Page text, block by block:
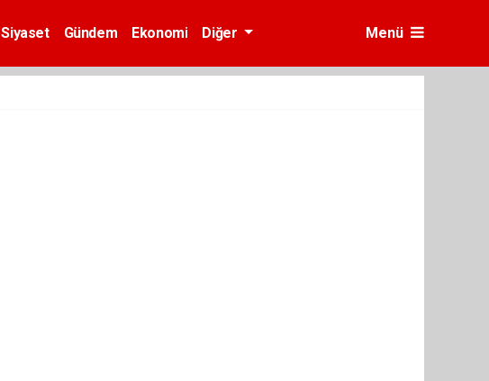
Siyaset Gündem Ekonomi Diğer Menü